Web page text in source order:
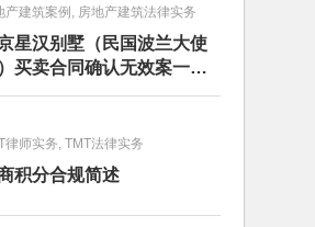
产建筑案例, 房地产建筑法律实务
星汉别墅（民国波兰大使
买卖合同确认无效案一审
书
律师实务, TMT法律实务
积分合规简述